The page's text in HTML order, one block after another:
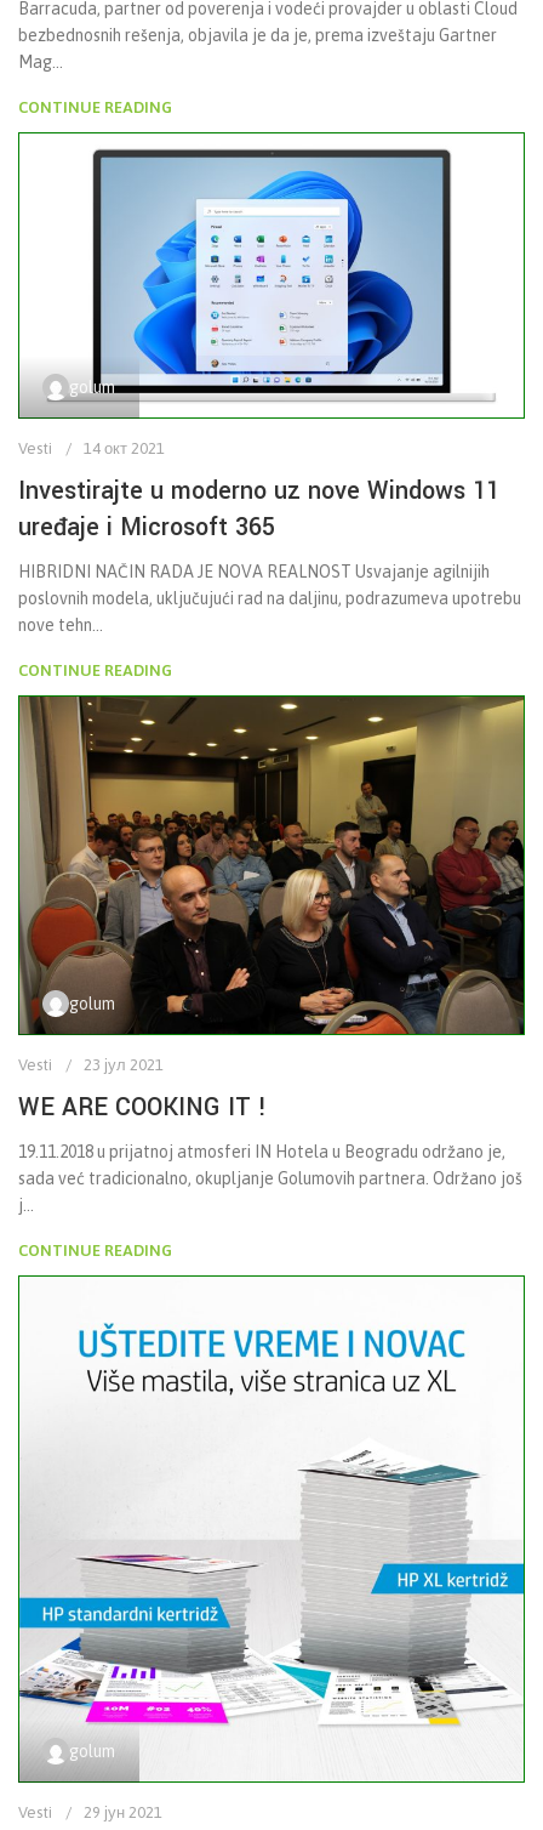
Barracuda, partner od poverenja i vodeći provajder u oblasti Cloud
bezbednosnih rešenja, objavila je da je, prema izveštaju Gartner
Mag...
CONTINUE READING
golum
Vesti 14 окт 2021
Investirajte u moderno uz nove Windows 11
uređaje i Microsoft 365
HIBRIDNI NAČIN RADA JE NOVA REALNOST Usvajanje agilnijih
poslovnih modela, uključujući rad na daljinu, podrazumeva upotrebu
nove tehn...
CONTINUE READING
golum
Vesti 23 јул 2021
WE ARE COOKING IT !
19.11.2018 u prijatnoj atmosferi IN Hotela u Beogradu održano je,
sada već tradicionalno, okupljanje Golumovih partnera. Održano još
j...
CONTINUE READING
golum
Vesti 29 јун 2021